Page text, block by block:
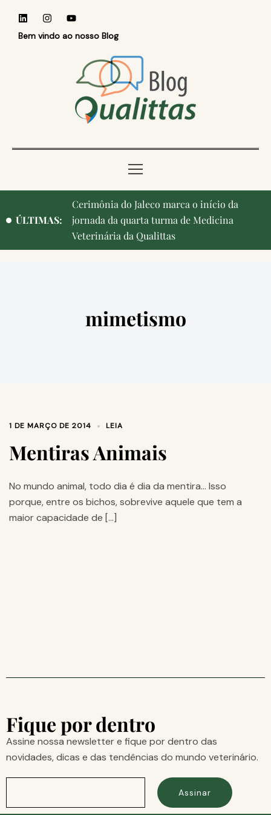
Bem vindo ao nosso Blog
ÚLTIMAS:
Cerimônia do Jaleco marca o início da
jornada da quarta turma de Medicina
Veterinária da Qualittas
mimetismo
1 DE MARÇO DE 2014 LEIA
Mentiras Animais
No mundo animal, todo dia é dia da mentira… Isso
porque, entre os bichos, sobrevive aquele que tem a
maior capacidade de […]
Fique por dentro
Assine nossa newsletter e fique por dentro das
novidades, dicas e das tendências do mundo veterinário.
Assinar